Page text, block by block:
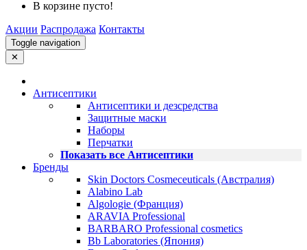
В корзине пусто!
Акции Распродажа Контакты
Toggle navigation
✕
Антисептики
Антисептики и дезсредства
Защитные маски
Наборы
Перчатки
Показать все Антисептики
Бренды
Skin Doctors Cosmeceuticals (Австралия)
Alabino Lab
Algologie (Франция)
ARAVIA Professional
BARBARO Professional cosmetics
Bb Laboratories (Япония)